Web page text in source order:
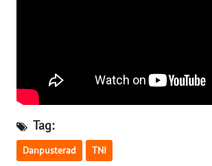
Tag:
Danpusterad TNI
WN
LAMPUNG
WN
JATENG